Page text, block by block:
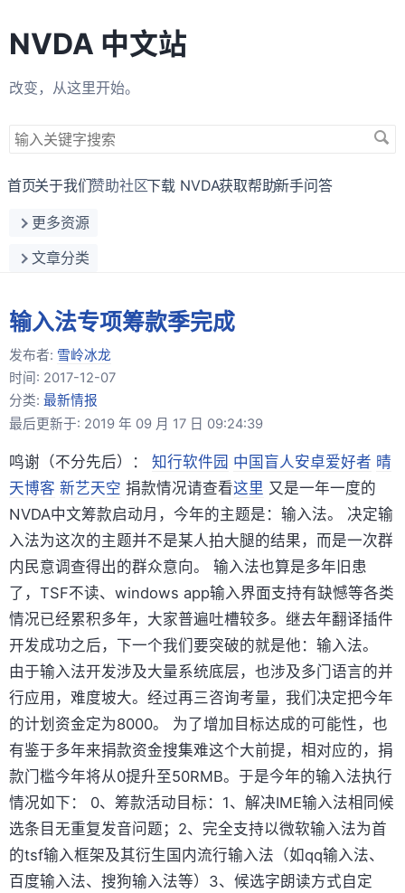
NVDA 中文站
改变，从这里开始。
搜
关
字
首页关于我们赞助社区下载 NVDA获取帮助新手问答
更多资源
文章分类
输入法专项筹款季完成
发布者: 雪岭冰龙
时间: 2017-12-07
分类: 最新情报
最后更新于: 2019 年 09 月 17 日 09:24:39
鸣谢（不分先后）： 知行软件园 中国盲人安卓爱好者 晴
天博客 新艺天空 捐款情况请查看这里 又是一年一度的
NVDA中文筹款启动月，今年的主题是：输入法。 决定输
入法为这次的主题并不是某人拍大腿的结果，而是一次群
内民意调查得出的群众意向。 输入法也算是多年旧患
了，TSF不读、windows app输入界面支持有缺憾等各类
情况已经累积多年，大家普遍吐槽较多。继去年翻译插件
开发成功之后，下一个我们要突破的就是他：输入法。
由于输入法开发涉及大量系统底层，也涉及多门语言的并
行应用，难度坡大。经过再三咨询考量，我们决定把今年
的计划资金定为8000。 为了增加目标达成的可能性，也
有鉴于多年来捐款资金搜集难这个大前提，相对应的，捐
款门槛今年将从0提升至50RMB。于是今年的输入法执行
情况如下： 0、筹款活动目标：1、解决IME输入法相同候
选条目无重复发音问题；2、完全支持以微软输入法为首
的tsf输入框架及其衍生国内流行输入法（如qq输入法、
百度输入法、搜狗输入法等）3、候选字朗读方式自定